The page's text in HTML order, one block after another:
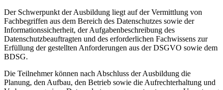
Der Schwerpunkt der Ausbildung liegt auf der Vermittlung von
Fachbegriffen aus dem Bereich des Datenschutzes sowie der
Informationssicherheit, der Aufgabenbeschreibung des
Datenschutzbeauftragten und des erforderlichen Fachwissens zur
Erfüllung der gestellten Anforderungen aus der DSGVO sowie dem
BDSG.
Die Teilnehmer können nach Abschluss der Ausbildung die
Planung, den Aufbau, den Betrieb sowie die Aufrechterhaltung und